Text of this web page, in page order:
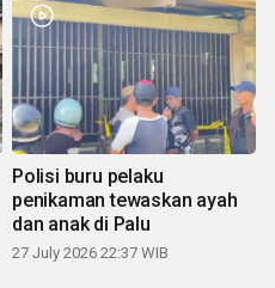
Polisi buru pelaku
penikaman tewaskan ayah
dan anak di Palu
27 July 2026 22:37 WIB